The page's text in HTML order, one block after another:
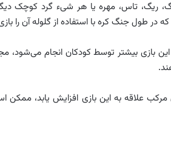
ریگ، تاس، مهره یا هر شیء گرد کوچک
در طول جنگ کره با استفاده از گلوله آن را
این بازی بیشتر توسط کودکان انجام می‌شود،